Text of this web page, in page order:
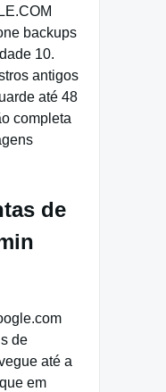
backups
10.
antigos
até 48
completa
de
de
até a
em